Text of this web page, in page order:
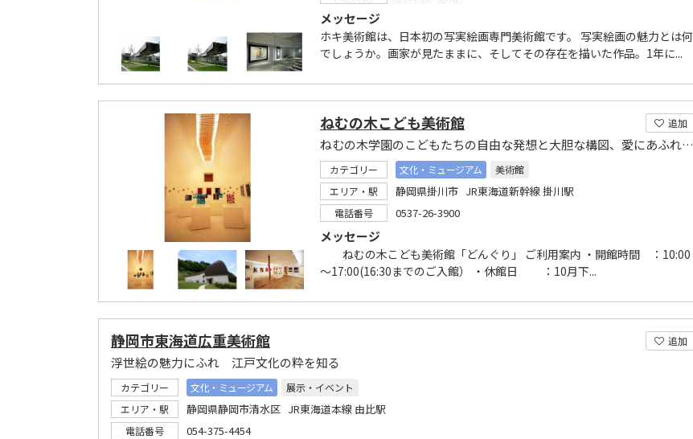
メッセージ
ホキ美術館は、日本初の写実絵画専門美術館です。 写実絵画の魅力とは何
でしょうか。画家が見たままに、そしてその存在を描いた作品。1年に...
追加
ねむの木こども美術館
ねむの木学園のこどもたちの自由な発想と大胆な構図、愛にあふれた作品200点を展示。
カテゴリー 文化・ミュージアム
美術館
エリア・駅
静岡県掛川市 JR東海道新幹線 掛川駅
電話番号 0537-26-3900
メッセージ
ねむの木こども美術館「どんぐり」 ご利用案内 ・開館時間 ：10:00
～17:00(16:30までのご入館） ・休館日 ：10月下...
追加
静岡市東海道広重美術館
浮世絵の魅力にふれ 江戸文化の粋を知る
カテゴリー 文化・ミュージアム
展示・イベント
エリア・駅
静岡県静岡市清水区 JR東海道本線 由比駅
電話番号 054-375-4454